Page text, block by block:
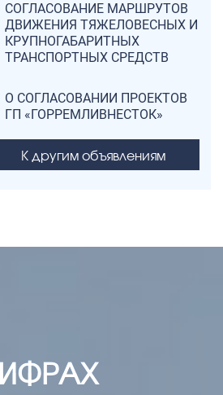
СОГЛАСОВАНИЕ МАРШРУТОВ
ДВИЖЕНИЯ ТЯЖЕЛОВЕСНЫХ И
КРУПНОГАБАРИТНЫХ
ТРАНСПОРТНЫХ СРЕДСТВ
О СОГЛАСОВАНИИ ПРОЕКТОВ
ГП «ГОРРЕМЛИВНЕСТОК»
К другим объявлениям